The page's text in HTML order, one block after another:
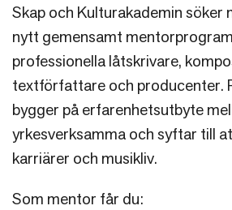
Skap och Kulturakademin söker
nytt gemensamt
professionella låtskrivare,
textförfattare och producenter.
bygger på erfarenhetsutbyte
yrkesverksamma och syftar till
karriärer och musikliv.
Som mentor får du: